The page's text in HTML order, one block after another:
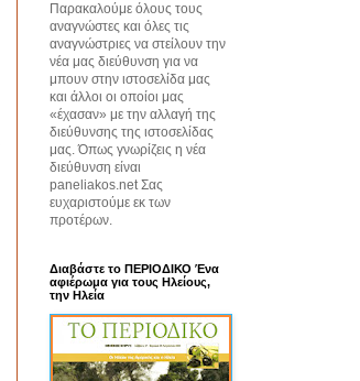
Παρακαλούμε όλους τους
αναγνώστες και όλες τις
αναγνώστριες να στείλουν την
νέα μας διεύθυνση για να
μπουν στην ιστοσελίδα μας
και άλλοι οι οποίοι μας
«έχασαν» με την αλλαγή της
διεύθυνσης της ιστοσελίδας
μας. Όπως γνωρίζεις η νέα
διεύθυνση είναι
paneliakos.net Σας
ευχαριστούμε εκ των
προτέρων.
Διαβάστε το ΠΕΡΙΟΔΙΚΟ Ένα
αφιέρωμα για τους Ηλείους,
την Ηλεία